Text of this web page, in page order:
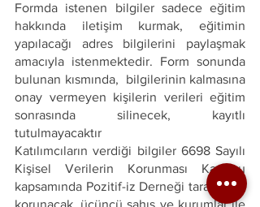
Formda istenen bilgiler sadece eğitim
hakkında iletişim kurmak, eğitimin
yapılacağı adres bilgilerini paylaşmak
amacıyla istenmektedir. Form sonunda
bulunan kısmında,  bilgilerinin kalmasına
onay vermeyen kişilerin verileri eğitim
sonrasında silinecek, kayıtlı
tutulmayacaktır
Katılımcıların verdiği bilgiler 6698 Sayılı
Kişisel Verilerin Korunması Kanunu
kapsamında Pozitif-iz Derneği tarafından
korunacak, üçüncü şahıs ve kurumlar ile